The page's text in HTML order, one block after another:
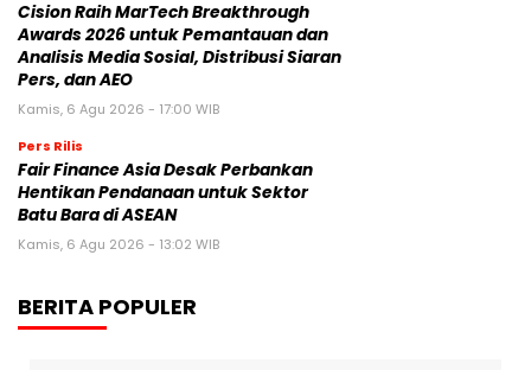
Cision Raih MarTech Breakthrough
Awards 2026 untuk Pemantauan dan
Analisis Media Sosial, Distribusi Siaran
Pers, dan AEO
Kamis, 6 Agu 2026 - 17:00 WIB
Pers Rilis
Fair Finance Asia Desak Perbankan
Hentikan Pendanaan untuk Sektor
Batu Bara di ASEAN
Kamis, 6 Agu 2026 - 13:02 WIB
BERITA POPULER